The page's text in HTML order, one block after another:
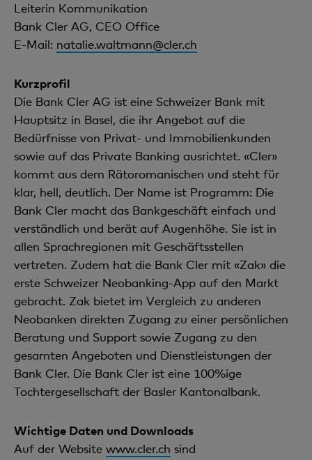
Leiterin Kommunikation
Bank Cler AG, CEO Office
E-Mail: natalie.waltmann@cler.ch
Kurzprofil
Die Bank Cler AG ist eine Schweizer Bank mit
Hauptsitz in Basel, die ihr Angebot auf die
Bedürfnisse von Privat- und Immobilienkunden
sowie auf das Private Banking ausrichtet. «Cler»
kommt aus dem Rätoromanischen und steht für
klar, hell, deutlich. Der Name ist Programm: Die
Bank Cler macht das Bankgeschäft einfach und
verständlich und berät auf Augenhöhe. Sie ist in
allen Sprachregionen mit Geschäftsstellen
vertreten. Zudem hat die Bank Cler mit «Zak» die
erste Schweizer Neobanking-App auf den Markt
gebracht. Zak bietet im Vergleich zu anderen
Neobanken direkten Zugang zu einer persönlichen
Beratung und Support sowie Zugang zu den
gesamten Angeboten und Dienstleistungen der
Bank Cler. Die Bank Cler ist eine 100%ige
Tochtergesellschaft der Basler Kantonalbank.
Wichtige Daten und Downloads
Auf der Website www.cler.ch sind